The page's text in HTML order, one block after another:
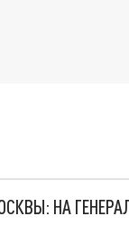
НА